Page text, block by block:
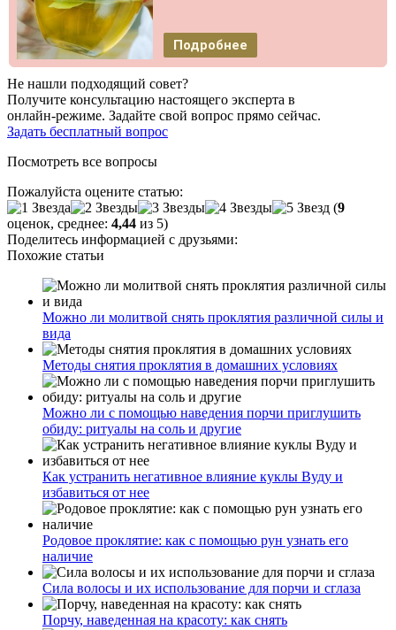
Подробнее
Не нашли подходящий совет?
Получите консультацию настоящего эксперта в
онлайн-режиме. Задайте свой вопрос прямо сейчас.
Задать бесплатный вопрос
Посмотреть все вопросы
Пожалуйста оцените статью:
(9
оценок, среднее: 4,44 из 5)
Поделитесь информацией с друзьями:
Похожие статьи
Можно ли молитвой снять проклятия различной силы и
вида
Методы снятия проклятия в домашних условиях
Можно ли с помощью наведения порчи приглушить
обиду: ритуалы на соль и другие
Как устранить негативное влияние куклы Вуду и
избавиться от нее
Родовое проклятие: как с помощью рун узнать его
наличие
Сила волосы и их использование для порчи и сглаза
Порчу, наведенная на красоту: как снять